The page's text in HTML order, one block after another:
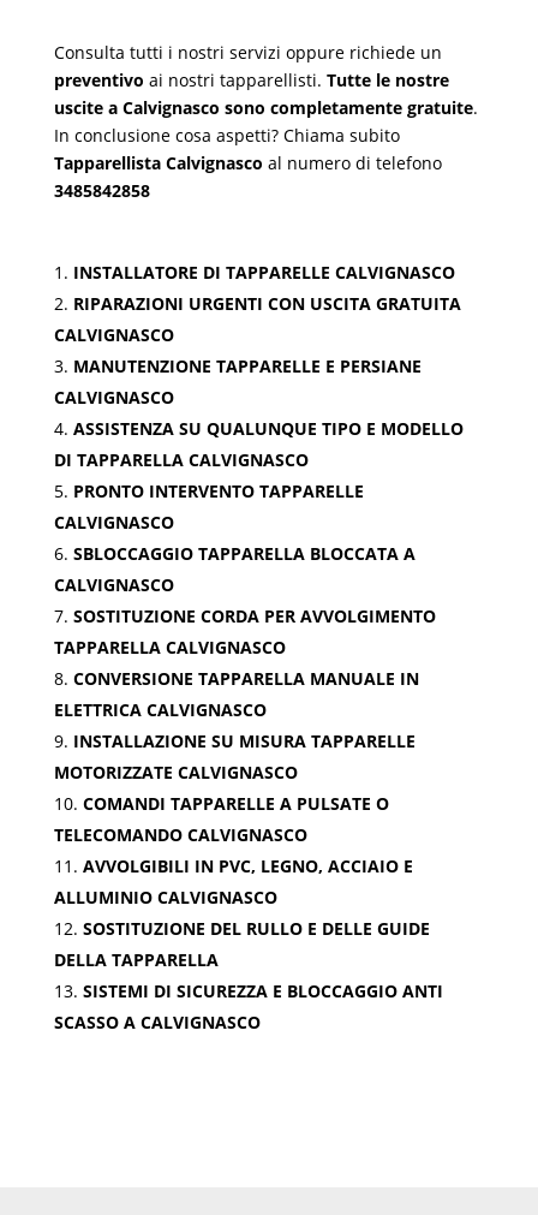
Consulta tutti i nostri servizi oppure richiede un
preventivo ai nostri tapparellisti. Tutte le nostre
uscite a Calvignasco sono completamente gratuite.
In conclusione cosa aspetti? Chiama subito
Tapparellista Calvignasco al numero di telefono
3485842858
INSTALLATORE DI TAPPARELLE CALVIGNASCO
RIPARAZIONI URGENTI CON USCITA GRATUITA
CALVIGNASCO
MANUTENZIONE TAPPARELLE E PERSIANE
CALVIGNASCO
ASSISTENZA SU QUALUNQUE TIPO E MODELLO
DI TAPPARELLA CALVIGNASCO
PRONTO INTERVENTO TAPPARELLE
CALVIGNASCO
SBLOCCAGGIO TAPPARELLA BLOCCATA A
CALVIGNASCO
SOSTITUZIONE CORDA PER AVVOLGIMENTO
TAPPARELLA CALVIGNASCO
CONVERSIONE TAPPARELLA MANUALE IN
ELETTRICA CALVIGNASCO
INSTALLAZIONE SU MISURA TAPPARELLE
MOTORIZZATE CALVIGNASCO
COMANDI TAPPARELLE A PULSATE O
TELECOMANDO CALVIGNASCO
AVVOLGIBILI IN PVC, LEGNO, ACCIAIO E
ALLUMINIO CALVIGNASCO
SOSTITUZIONE DEL RULLO E DELLE GUIDE
DELLA TAPPARELLA
SISTEMI DI SICUREZZA E BLOCCAGGIO ANTI
SCASSO A CALVIGNASCO